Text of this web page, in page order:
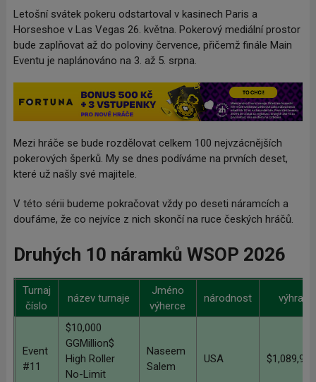
Letošní svátek pokeru odstartoval v kasinech Paris a
Horseshoe v Las Vegas 26. května. Pokerový mediální prostor
bude zaplňovat až do poloviny července, přičemž finále Main
Eventu je naplánováno na 3. až 5. srpna.
Mezi hráče se bude rozdělovat celkem 100 nejvzácnějších
pokerových šperků. My se dnes podíváme na prvních deset,
které už našly své majitele.
V této sérii budeme pokračovat vždy po deseti náramcích a
doufáme, že co nejvíce z nich skončí na ruce českých hráčů.
Druhých 10 náramků WSOP 2026
Turnaj
číslo
název turnaje
Jméno
výherce
národnost výhra
Event
#11
$10,000
GGMillion$
High Roller
No-Limit
Naseem
Salem
USA $1,089,964